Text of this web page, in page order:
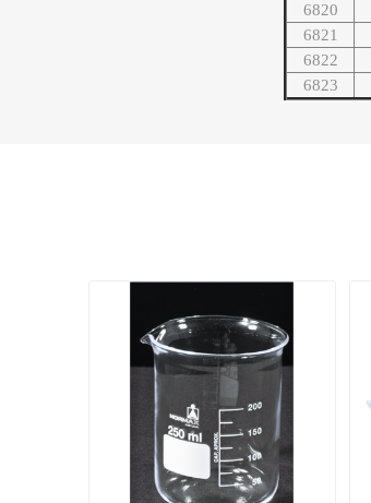
6820
6821
6822
6823